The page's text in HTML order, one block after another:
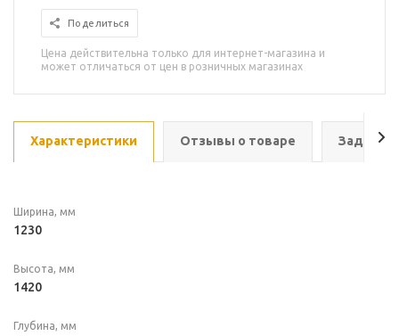
Поделиться
Цена действительна только для интернет-магазина и
может отличаться от цен в розничных магазинах
Характеристики Отзывы о товаре Задать
Ширина, мм
1230
Высота, мм
1420
Глубина, мм